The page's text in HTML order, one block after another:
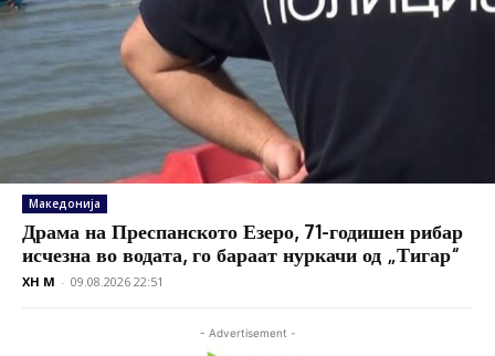
Македонија
Драма на Преспанското Езеро, 71-годишен рибар
исчезна во водата, го бараат нуркачи од „Тигар“
XH M - 09.08.2026 22:51
- Advertisement -